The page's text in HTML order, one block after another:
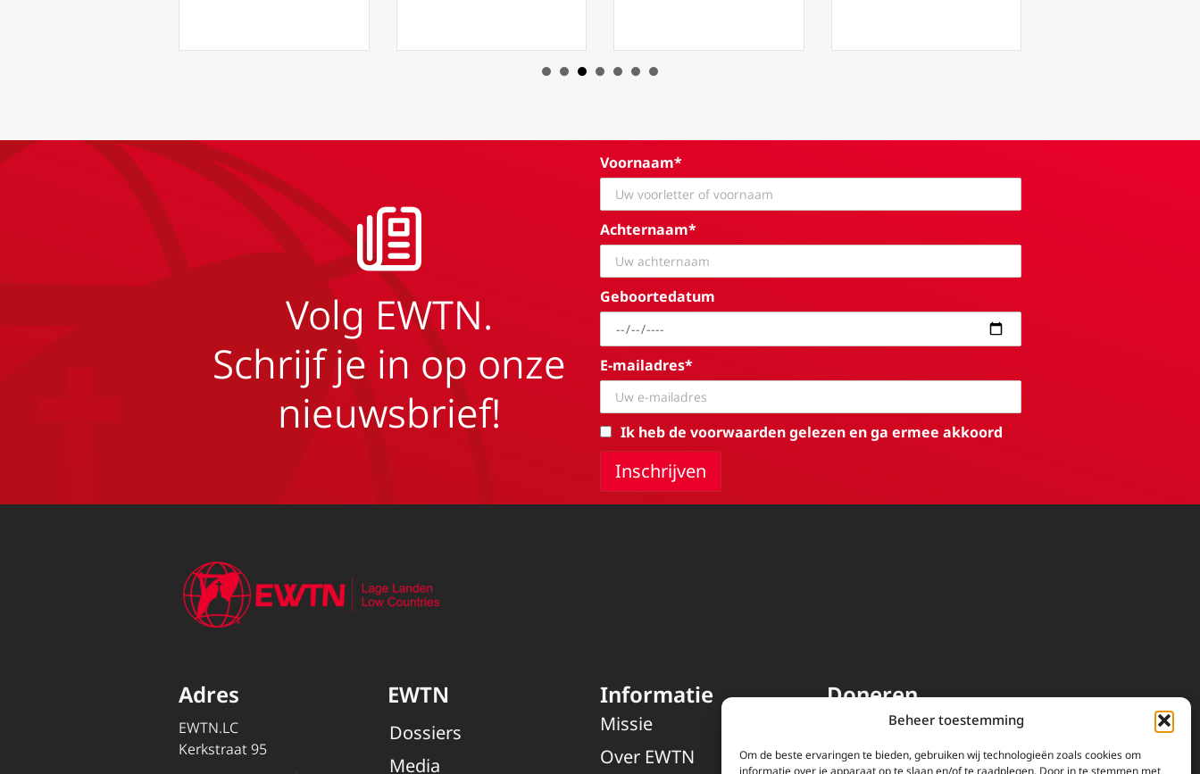
Beheer toestemming
Om de beste ervaringen te bieden, gebruiken wij technologieën zoals cookies om
informatie over je apparaat op te slaan en/of te raadplegen. Door in te stemmen met
Volg EWTN.
Schrijf je in op onze
nieuwsbrief!
Voornaam*
Achternaam*
Geboortedatum
E-mailadres*
Ik heb de voorwaarden gelezen en ga ermee akkoord
Adres
EWTN.LC
Kerkstraat 95
EWTN
Dossiers
Media
Informatie
Missie
Over EWTN
Doneren
EWTN wordt uitsluitend
gefinancierd door uw donaties.